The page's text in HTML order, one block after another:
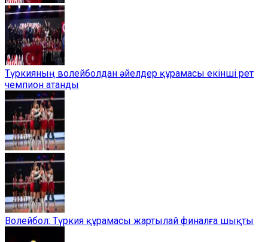
Түркияның волейболдан әйелдер құрамасы екінші рет
чемпион атанды
Волейбол: Түркия құрамасы жартылай финалға шықты